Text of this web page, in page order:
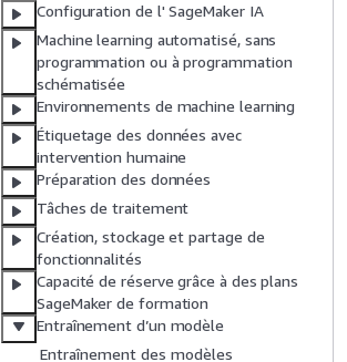
Configuration de l' SageMaker IA
Machine learning automatisé, sans
programmation ou à programmation
schématisée
Environnements de machine learning
Étiquetage des données avec
intervention humaine
Préparation des données
Tâches de traitement
Création, stockage et partage de
fonctionnalités
Capacité de réserve grâce à des plans
SageMaker de formation
Entraînement d’un modèle
Entraînement des modèles